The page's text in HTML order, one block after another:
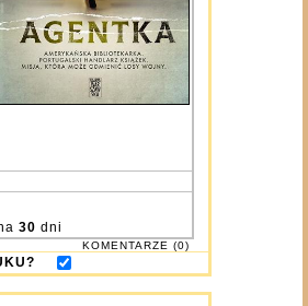
30 dni
KOMENTARZE (0)